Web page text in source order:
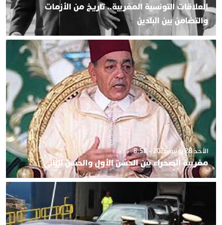
العلاقات التونسية المغربية.. تاريخ من الأزمات
والتضامن بين البلدين
الأحد 28 يونيو 2026 - 8:58
مغربية الصحراء بين الحسن الأول والحسن الثاني